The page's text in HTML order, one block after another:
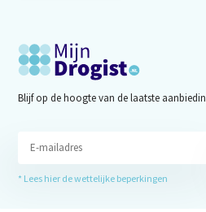
Blijf op de hoogte van de laatste
* Lees hier de wettelijke beperkingen